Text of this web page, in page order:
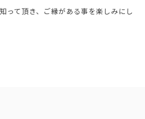
って頂き、ご縁がある事を楽しみにし